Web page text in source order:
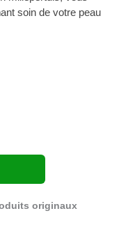
soin de votre peau
originaux